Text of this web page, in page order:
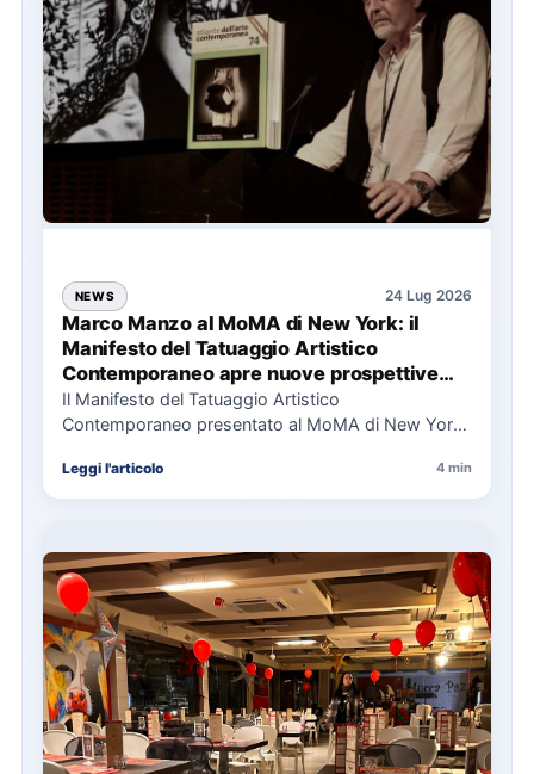
NEWS 24 Lug 2026
Marco Manzo al MoMA di New York: il
Manifesto del Tatuaggio Artistico
Contemporaneo apre nuove prospettive
per il collezionismo
Il Manifesto del Tatuaggio Artistico
Contemporaneo presentato al MoMA di New York
Leggi l'articolo 4 min